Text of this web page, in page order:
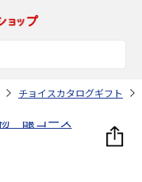
チョイスカタログギフト